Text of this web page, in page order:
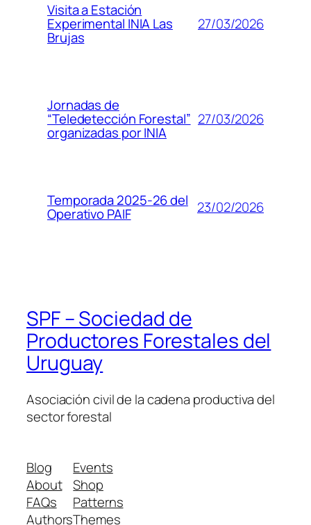
Visita a Estación
Experimental INIA Las
Brujas
27/03/2026
Jornadas de
“Teledetección Forestal”
organizadas por INIA
27/03/2026
Temporada 2025-26 del
Operativo PAIF 23/02/2026
SPF – Sociedad de
Productores Forestales del
Uruguay
Asociación civil de la cadena productiva del
sector forestal
Blog
About
FAQs
Authors
Events
Shop
Patterns
Themes